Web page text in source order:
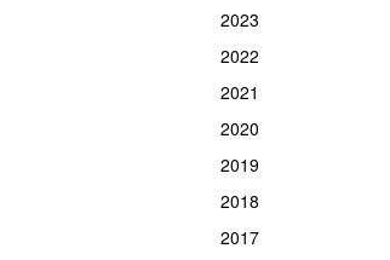
2023
2022
2021
2020
2019
2018
2017